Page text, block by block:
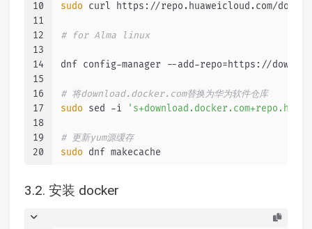
10
11
12
13
14
15
16
17
18
19
20
sudo curl https://repo.huaweicloud.com/
# for Alma linux
dnf config-manager --add-repo=https://
# 将download.docker.com替换为华为软件仓库
sudo sed -i
# 更新yum源缓存
sudo dnf makecache
3.2. 安装 docker